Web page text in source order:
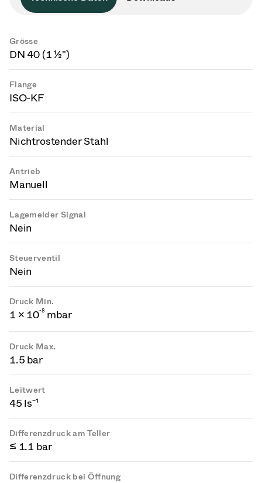
Grösse
DN 40 (1 ½")
Flange
ISO-KF
Material
Nichtrostender Stahl
Antrieb
Manuell
Lagemelder Signal
Nein
Steuerventil
Nein
Druck Min.
1 × 10-8 mbar
Druck Max.
1.5 bar
Leitwert
45 ls⁻¹
Differenzdruck am Teller
≤ 1.1 bar
Differenzdruck bei Öffnung